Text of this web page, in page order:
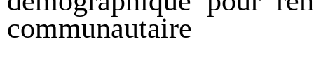
communautaire